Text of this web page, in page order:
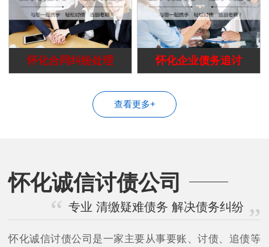
怀化合同纠纷处理 怀化企业债务追讨
查看更多+
怀化诚信讨债公司
专业 清缴疑难债务 解决债务纠纷
怀化诚信讨债公司是一家主要从事要账、讨债、追债等